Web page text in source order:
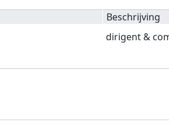
Beschrijving
dirigent &